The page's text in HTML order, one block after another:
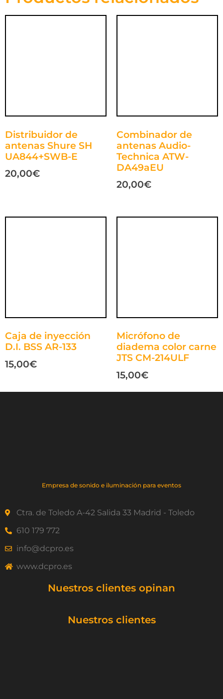
Distribuidor de
antenas Shure SH
UA844+SWB-E
20,00€
Combinador de
antenas Audio-
Technica ATW-
DA49aEU
20,00€
Caja de inyección
D.I. BSS AR-133
15,00€
Micrófono de
diadema color carne
JTS CM-214ULF
15,00€
Empresa de sonido e iluminación para eventos
Ctra. de Toledo A-42 Salida 33 Madrid - Toledo
610 179 772
info@dcpro.es
www.dcpro.es
Nuestros clientes opinan
Nuestros clientes